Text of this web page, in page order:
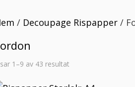
/ Decoupage Rispapper/
1–9 av 43 resultatSortera